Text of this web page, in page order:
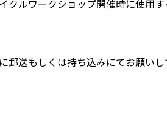
クルワークショップ開催時に使用
送もしくは持ち込みにてお願い